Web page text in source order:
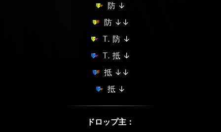
防 ↓
防 ↓↓
T. 防 ↓
T. 抵 ↓
抵 ↓↓
抵 ↓
ドロップ主：